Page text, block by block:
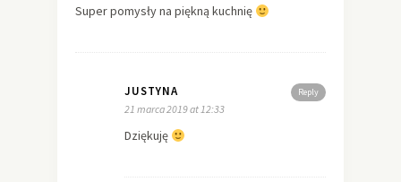
Super pomysły na piękną kuchnię
Reply
JUSTYNA
21 marca 2019 at 12:33
Dziękuję